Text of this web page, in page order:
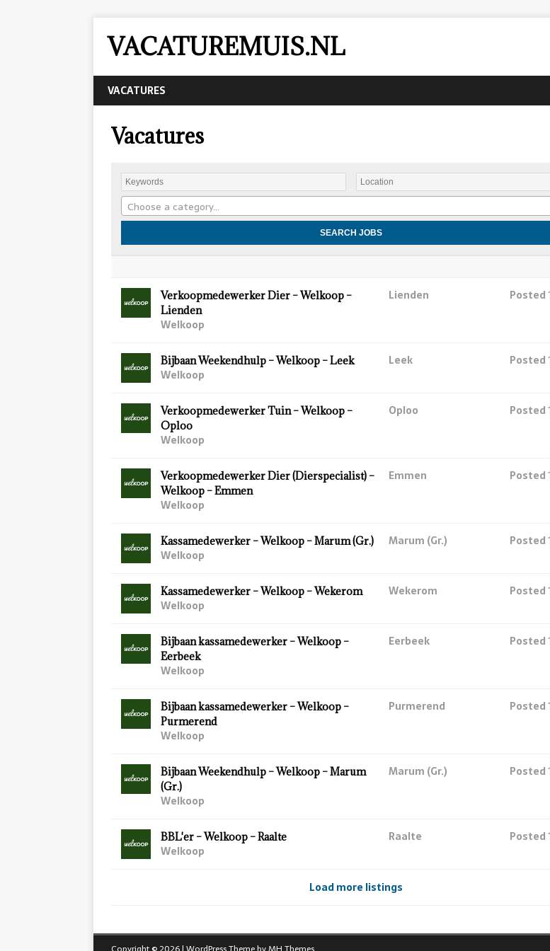
VACATUREMUIS.NL
VACATURES
Vacatures
Choose a category…
Verkoopmedewerker Dier – Welkoop –
Lienden
Welkoop
Lienden
Posted
Bijbaan Weekendhulp – Welkoop – Leek
Welkoop
Leek
Posted
Verkoopmedewerker Tuin – Welkoop –
Oploo
Welkoop
Oploo
Posted
Verkoopmedewerker Dier (Dierspecialist) –
Welkoop – Emmen
Welkoop
Emmen
Posted
Kassamedewerker – Welkoop – Marum (Gr.)
Welkoop
Marum (Gr.)
Posted
Kassamedewerker – Welkoop – Wekerom
Welkoop
Wekerom
Posted
Bijbaan kassamedewerker – Welkoop –
Eerbeek
Welkoop
Eerbeek
Posted
Bijbaan kassamedewerker – Welkoop –
Purmerend
Welkoop
Purmerend
Posted
Bijbaan Weekendhulp – Welkoop – Marum
(Gr.)
Welkoop
Marum (Gr.)
Posted
BBL'er – Welkoop – Raalte
Welkoop
Raalte
Posted
Load more listings